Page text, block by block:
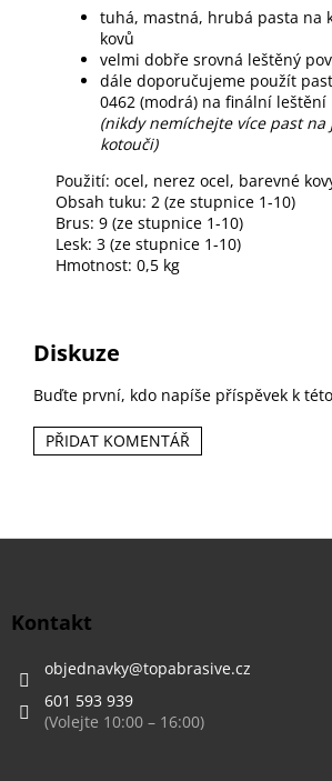
tuhá, mastná, hrubá pasta na
kovů
velmi dobře srovná leštěný
dále doporučujeme použít
0462 (modrá) na finální leštění
(nikdy nemíchejte více past na
kotouči)
Použití: ocel, nerez ocel, barevné
Obsah tuku: 2 (ze stupnice 1-10)
Brus: 9 (ze stupnice 1-10)
Lesk: 3 (ze stupnice 1-10)
Hmotnost: 0,5 kg
Diskuze
Buďte první, kdo napíše příspěvek k
PŘIDAT KOMENTÁŘ
Z
Kontakt
objednavky@topabrasive.cz
601 593 939